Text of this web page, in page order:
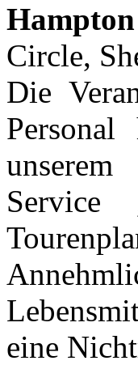
Circle,
Die
unserem
eine